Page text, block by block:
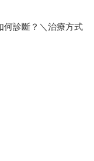
何診斷？＼治療方式